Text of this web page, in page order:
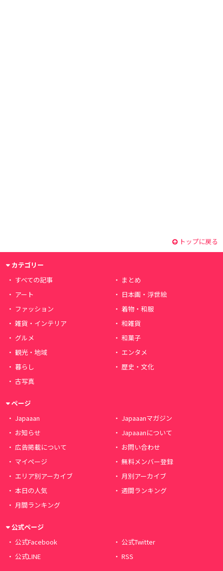
トップに戻る
カテゴリー
すべての記事
まとめ
アート
日本画・浮世絵
ファッション
着物・和服
雑貨・インテリア
和雑貨
グルメ
和菓子
観光・地域
エンタメ
暮らし
歴史・文化
古写真
ページ
Japaaan
Japaaanマガジン
お知らせ
Japaaanについて
広告掲載について
お問い合わせ
マイページ
無料メンバー登録
エリア別アーカイブ
月別アーカイブ
本日の人気
週間ランキング
月間ランキング
公式ページ
公式Facebook
公式Twitter
公式LINE
RSS